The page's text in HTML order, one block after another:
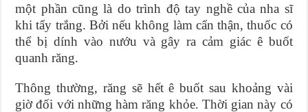
một phần cũng là do trình độ tay nghề của nha sĩ
khi tẩy trắng. Bởi nếu không làm cẩn thận, thuốc có
thể bị dính vào nướu và gây ra cảm giác ê buốt
quanh răng.
Thông thường, răng sẽ hết ê buốt sau khoảng vài
giờ đối với những hàm răng khỏe. Thời gian này có